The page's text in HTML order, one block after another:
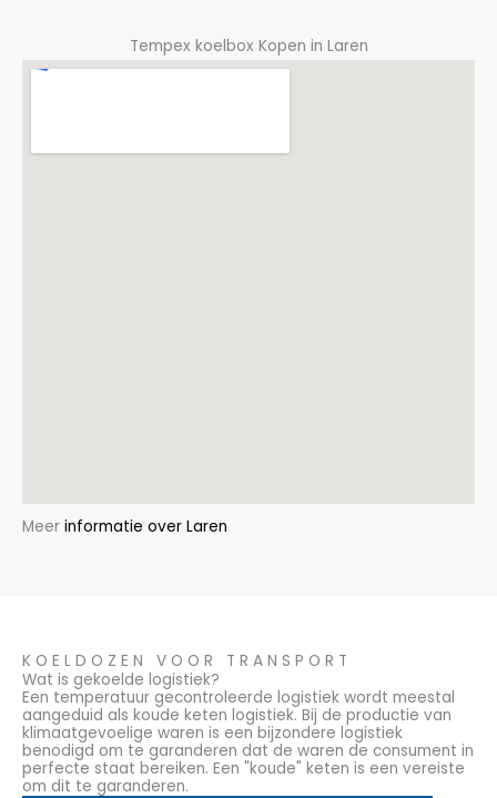
Tempex koelbox Kopen in Laren
Meer informatie over Laren
KOELDOZEN VOOR TRANSPORT
Wat is gekoelde logistiek?
Een temperatuur gecontroleerde logistiek wordt meestal
aangeduid als koude keten logistiek. Bij de productie van
klimaatgevoelige waren is een bijzondere logistiek
benodigd om te garanderen dat de waren de consument in
perfecte staat bereiken. Een "koude" keten is een vereiste
om dit te garanderen.